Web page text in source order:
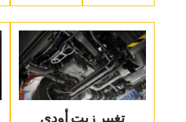
تغيير زيت أودي